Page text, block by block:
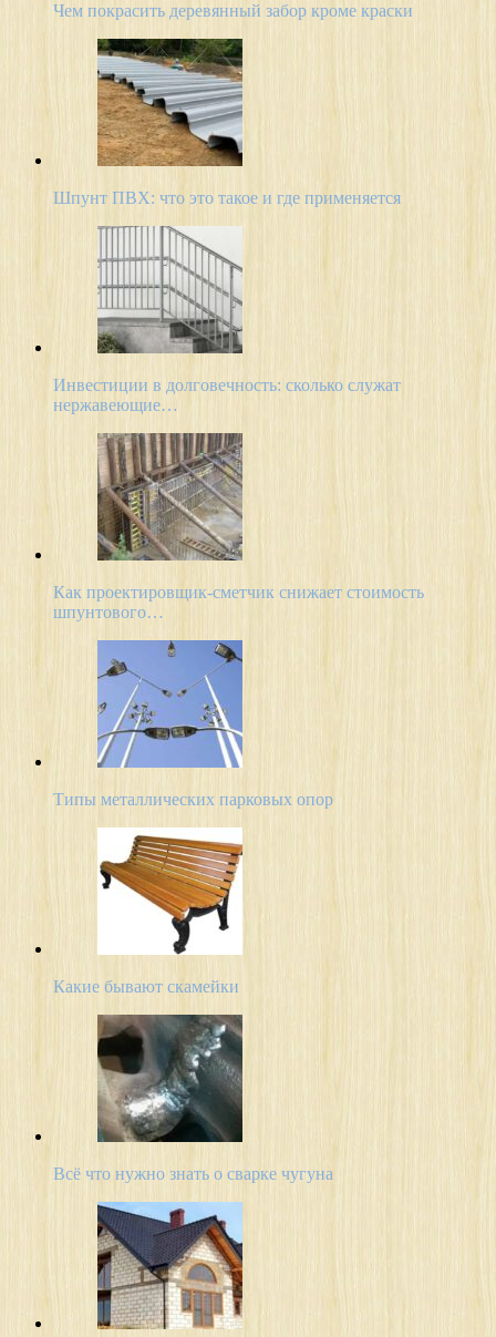
Чем покрасить деревянный забор кроме краски
Шпунт ПВХ: что это такое и где применяется
Инвестиции в долговечность: сколько служат
нержавеющие…
Как проектировщик-сметчик снижает стоимость
шпунтового…
Типы металлических парковых опор
Какие бывают скамейки
Всё что нужно знать о сварке чугуна